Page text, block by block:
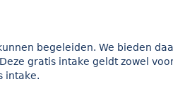
begeleiden. We bieden
gratis intake geldt zowel
intake.